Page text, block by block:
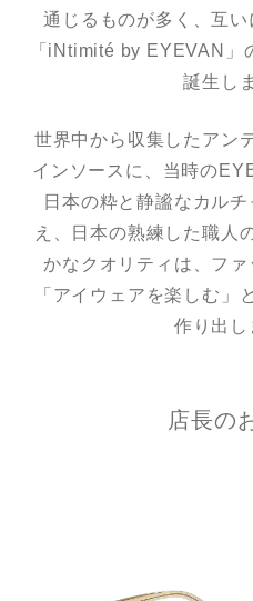
通じるものが多く、互
「iNtimité by EYEVAN」
誕生し
世界中から収集したアン
インソースに、 当時の
日本の粋と静謐なカル
え、
日本の熟練した職人
かなクオリティは、 ファ
「アイウェアを楽しむ」
作り出し
店長の